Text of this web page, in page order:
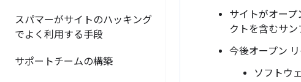
スパマーがサイトのハッキング
でよく利用する手段
サポートチームの構築
サイトがオー
クトを含むサン
今後オープン
ソフトウ